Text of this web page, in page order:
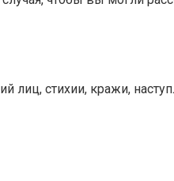
лиц, стихии, кражи,